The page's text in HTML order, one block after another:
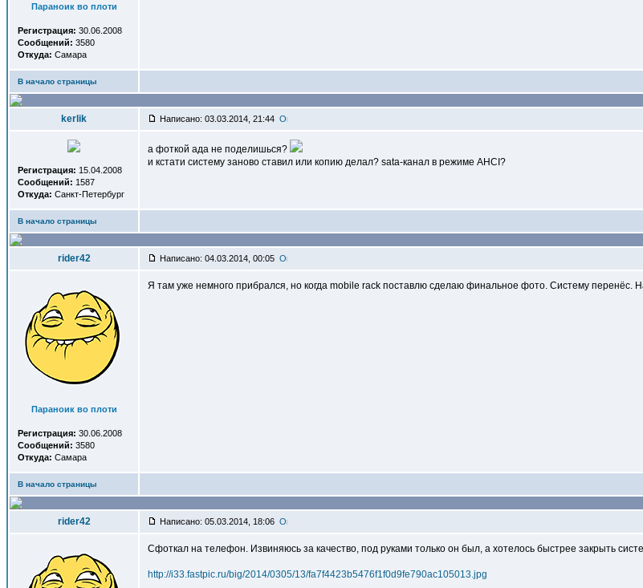
Параноик во плоти
Регистрация: 30.06.2008
Сообщений: 3580
Откуда: Самара
В начало страницы
kerlik Написано: 03.03.2014, 21:44
Регистрация: 15.04.2008
Сообщений: 1587
Откуда: Санкт-Петербург
а фоткой ада не поделишься?
и кстати систему заново ставил или копию делал? sata-канал в режиме AHCI?
В начало страницы
rider42 Написано: 04.03.2014, 00:05
Параноик во плоти
Регистрация: 30.06.2008
Сообщений: 3580
Откуда: Самара
Я там уже немного прибрался, но когда mobile rack поставлю сделаю финальное фото. Систему перенёс.
В начало страницы
rider42 Написано: 05.03.2014, 18:06
Сфоткал на телефон. Извиняюсь за качество, под руками только он был, а хотелось быстрее закрыть
http://i33.fastpic.ru/big/2014/0305/13/fa7f4423b5476f1f0d9fe790ac105013.jpg